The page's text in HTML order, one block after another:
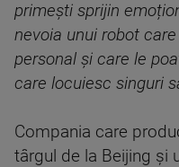
primești sprijin
nevoia unui robot
personal și care le
care locuiesc singuri
Compania care
târgul de la Beijing și